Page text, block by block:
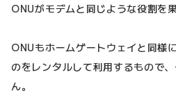
ONUがモデムと同じような役割を
ONUもホームゲートウェイと同様
のをレンタルして利用するもので
ん。